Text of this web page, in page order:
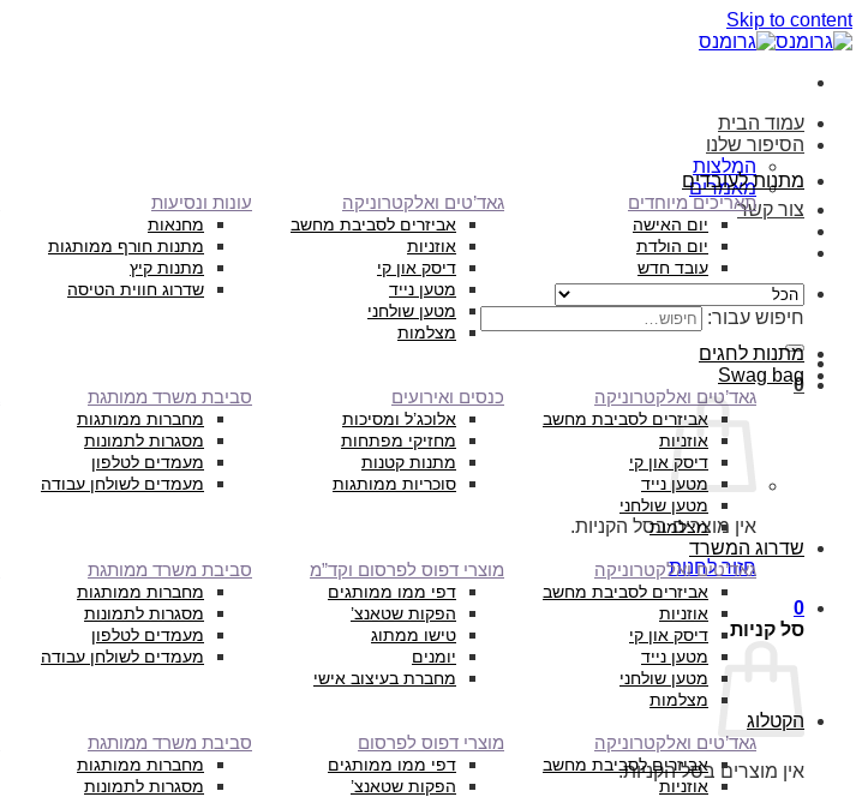
Skip to content
עמוד הבית
הסיפור שלנו
המלצות
מאמרים
צור קשר
חיפוש עבור:
0
אין מוצרים בסל הקניות.
חזור לחנות
0
סל קניות
אין מוצרים בסל הקניות.
מתנות לעובדים
תאריכים מיוחדים
יום האישה
יום הולדת
עובד חדש
גאד’טים ואלקטרוניקה
אביזרים לסביבת מחשב
אוזניות
דיסק און קי
מטען נייד
מטען שולחני
מצלמות
עונות ונסיעות
מחנאות
מתנות חורף ממותגות
מתנות קיץ
שדרוג חווית הטיסה
מתנות לחגים
Swag bag
גאד’טים ואלקטרוניקה
אביזרים לסביבת מחשב
אוזניות
דיסק און קי
מטען נייד
מטען שולחני
מצלמות
כנסים ואירועים
אלוכג’ל ומסיכות
מחזיקי מפתחות
מתנות קטנות
סוכריות ממותגות
סביבת משרד ממותגת
מחברות ממותגות
מסגרות לתמונות
מעמדים לטלפון
מעמדים לשולחן עבודה
שדרוג המשרד
גאד’טים ואלקטרוניקה
אביזרים לסביבת מחשב
אוזניות
דיסק און קי
מטען נייד
מטען שולחני
מצלמות
מוצרי דפוס לפרסום וקד”מ
דפי ממו ממותגים
הפקות שטאנצ’
טישו ממתוג
יומנים
מחברת בעיצוב אישי
סביבת משרד ממותגת
מחברות ממותגות
מסגרות לתמונות
מעמדים לטלפון
מעמדים לשולחן עבודה
הקטלוג
גאד’טים ואלקטרוניקה
אביזרים לסביבת מחשב
אוזניות
מוצרי דפוס לפרסום
דפי ממו ממותגים
הפקות שטאנצ’
סביבת משרד ממותגת
מחברות ממותגות
מסגרות לתמונות